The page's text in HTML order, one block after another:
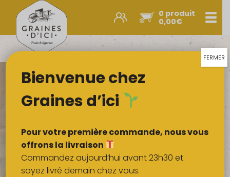
0 produit
0,00€
Promos et nouveautés
Légumes & œufs
Fruits
Viandes
Boulangerie
Crémerie
Poissons
Bienvenue chez
Graines d’ici
Pour votre première commande, nous vous
offrons la livraison
Commandez aujourd’hui avant 23h30 et
soyez livré demain chez vous.
FERMER